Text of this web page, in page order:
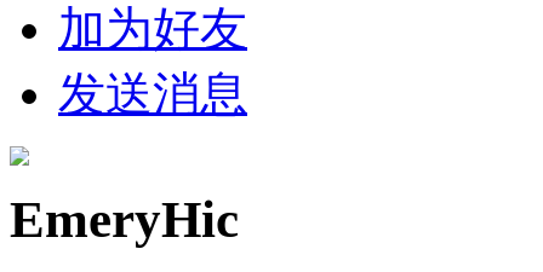
加为好友
发送消息
EmeryHic